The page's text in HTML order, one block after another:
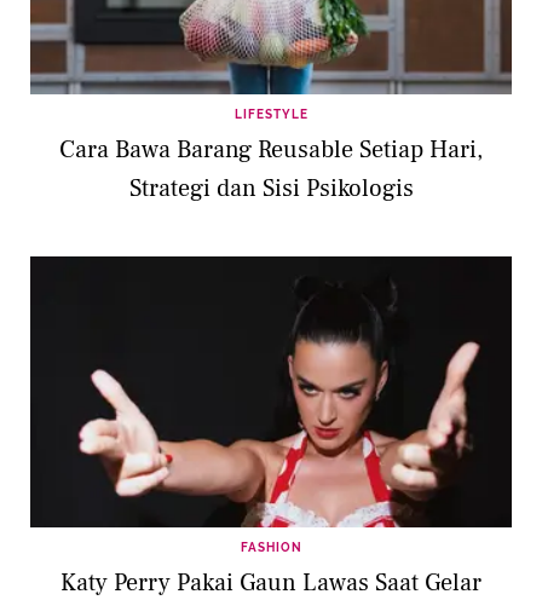
LIFESTYLE
Cara Bawa Barang Reusable Setiap Hari,
Strategi dan Sisi Psikologis
FASHION
Katy Perry Pakai Gaun Lawas Saat Gelar